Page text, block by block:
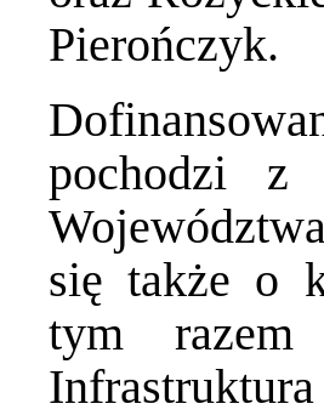
Pierończyk.
pochodzi z
się także o
tym razem